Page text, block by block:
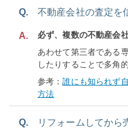
Q. 不動産会社の査定を
A.
必ず、複数の不動産会
あわせて第三者である
したりすることで多角
参考：誰にも知られず
方法
Q. リフォームしてから